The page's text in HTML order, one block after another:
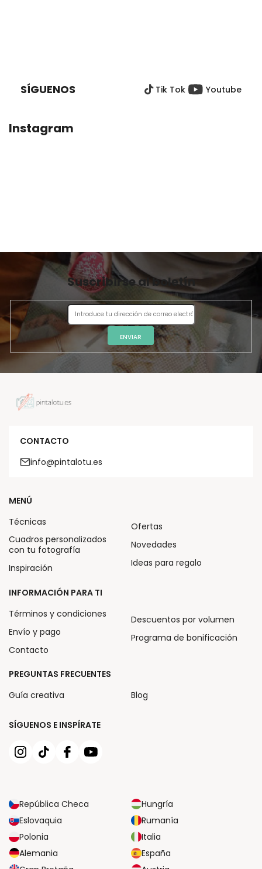
SÍGUENOS Tik Tok Youtube
Instagram
Suscribirse al boletín
ENVIAR
CONTACTO
info@pintalotu.es
SÍGUENOS E INSPÍRATE
República Checa
Hungría
Eslovaquia
Rumanía
Polonia
Italia
Alemania
España
MENÚ
Técnicas
Cuadros personalizados
con tu fotografía
Inspiración
Ofertas
Novedades
Ideas para regalo
INFORMACIÓN PARA TI
Términos y condiciones
Envío y pago
Contacto
Descuentos por volumen
Programa de bonificación
PREGUNTAS FRECUENTES
Guía creativa
Blog